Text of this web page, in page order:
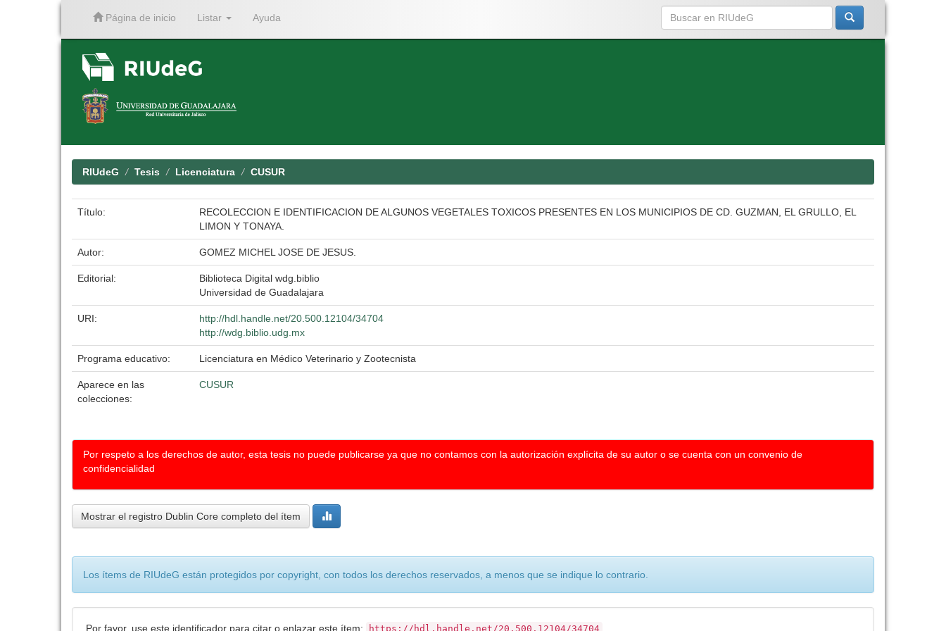
Página de inicio Listar Ayuda
RIUdeG Tesis Licenciatura CUSUR
Título:
RECOLECCION E IDENTIFICACION DE ALGUNOS VEGETALES TOXICOS PRESENTES EN LOS MUNICIPIOS DE CD. GUZMAN, EL GRULLO, EL
LIMON Y TONAYA.
Autor: GOMEZ MICHEL JOSE DE JESUS.
Editorial:
Biblioteca Digital wdg.biblio
Universidad de Guadalajara
URI:
http://hdl.handle.net/20.500.12104/34704
http://wdg.biblio.udg.mx
Programa educativo: Licenciatura en Médico Veterinario y Zootecnista
Aparece en las
colecciones:
CUSUR
Por respeto a los derechos de autor, esta tesis no puede publicarse ya que no contamos con la autorización explícita de su autor o se cuenta con un convenio de
confidencialidad
Mostrar el registro Dublin Core completo del ítem
Los ítems de RIUdeG están protegidos por copyright, con todos los derechos reservados, a menos que se indique lo contrario.
Por favor, use este identificador para citar o enlazar este ítem: https://hdl.handle.net/20.500.12104/34704